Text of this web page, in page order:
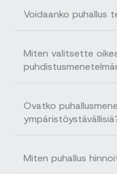
Voidaanko puhallus
Miten valitsette
Ovatko
Miten puhallus